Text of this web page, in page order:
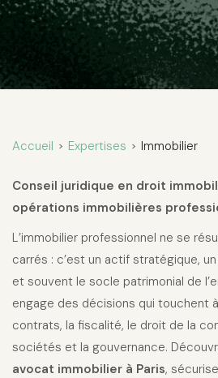
Accueil > Expertises > Immobilier
Conseil juridique en droit
opérations immobilières
L’immobilier professionnel ne se
carrés : c’est un actif stratégique,
et souvent le socle patrimonial de
engage des décisions qui touchent
contrats, la fiscalité, le droit de la
sociétés et la gouvernance.
avocat immobilier à Paris,